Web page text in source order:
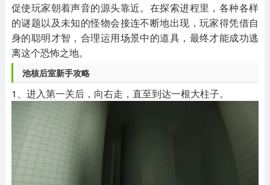
促使玩家朝着声音的源头靠近。在探索进程里，各种各样
的谜题以及未知的怪物会接连不断地出现，玩家得凭借自
身的聪明才智，合理运用场景中的道具，最终才能成功逃
离这个恐怖之地。
池核后室新手攻略
1、进入第一关后，向右走，直至到达一根大柱子。